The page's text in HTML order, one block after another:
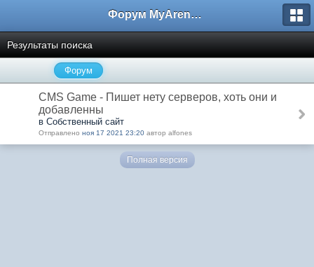
Форум MyArena.ru
Результаты поиска
Форум
CMS Game - Пишет нету серверов, хоть они и
добавленны
в Собственный сайт
Отправлено ноя 17 2021 23:20 автор alfones
Полная версия